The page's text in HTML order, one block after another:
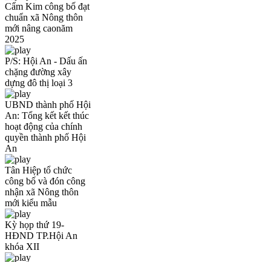
Cẩm Kim công bố đạt
chuẩn xã Nông thôn
mới nâng caonăm
2025
P/S: Hội An - Dấu ấn
chặng đường xây
dựng đô thị loại 3
UBND thành phố Hội
An: Tổng kết kết thúc
hoạt động của chính
quyền thành phố Hội
An
Tân Hiệp tổ chức
công bố và đón công
nhận xã Nông thôn
mới kiểu mẫu
Kỳ họp thứ 19-
HĐND TP.Hội An
khóa XII